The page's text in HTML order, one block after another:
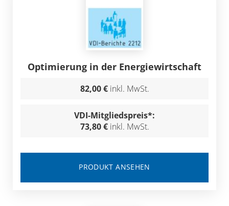
Optimierung in der Energiewirtschaft
82,00 € inkl. MwSt.
VDI-Mitgliedspreis*:
73,80 € inkl. MwSt.
PRODUKT ANSEHEN